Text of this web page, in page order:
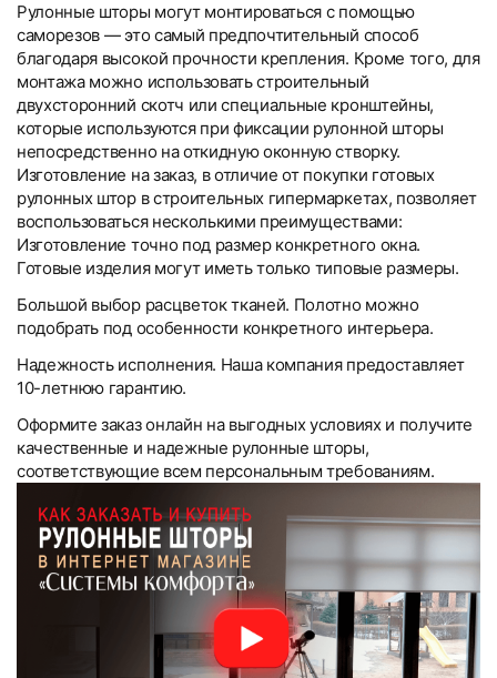
Рулонные шторы могут монтироваться с помощью
саморезов — это самый предпочтительный способ
благодаря высокой прочности крепления. Кроме того, для
монтажа можно использовать строительный
двухсторонний скотч или специальные кронштейны,
которые используются при фиксации рулонной шторы
непосредственно на откидную оконную створку.
Изготовление на заказ, в отличие от покупки готовых
рулонных штор в строительных гипермаркетах, позволяет
воспользоваться несколькими преимуществами:
Изготовление точно под размер конкретного окна.
Готовые изделия могут иметь только типовые размеры.
Большой выбор расцветок тканей. Полотно можно
подобрать под особенности конкретного интерьера.
Надежность исполнения. Наша компания предоставляет
10-летнюю гарантию.
Оформите заказ онлайн на выгодных условиях и получите
качественные и надежные рулонные шторы,
соответствующие всем персональным требованиям.